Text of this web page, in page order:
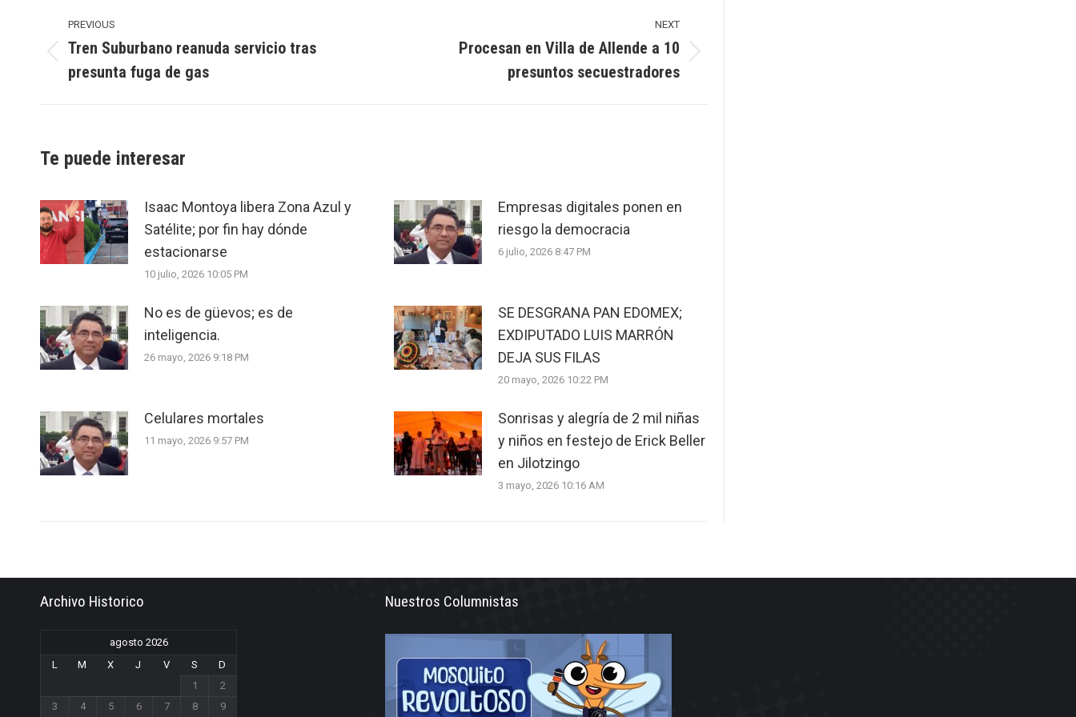
navigation
PREVIOUS
post:
Tren Suburbano reanuda servicio tras
presunta fuga de gas
NEXT
Procesan en Villa de Allende a 10
presuntos secuestradores
Te puede interesar
Isaac Montoya libera Zona Azul y
Satélite; por fin hay dónde
estacionarse
10 julio, 2026 10:05 PM
Empresas digitales ponen en
riesgo la democracia
6 julio, 2026 8:47 PM
No es de güevos; es de
inteligencia.
26 mayo, 2026 9:18 PM
SE DESGRANA PAN EDOMEX;
EXDIPUTADO LUIS MARRÓN
DEJA SUS FILAS
20 mayo, 2026 10:22 PM
Celulares mortales
11 mayo, 2026 9:57 PM
Sonrisas y alegría de 2 mil niñas
y niños en festejo de Erick Beller
en Jilotzingo
3 mayo, 2026 10:16 AM
Archivo Historico
agosto 2026
L
M X J V S
D
1
2
3
4 5 6 7 8 9
Nuestros Columnistas